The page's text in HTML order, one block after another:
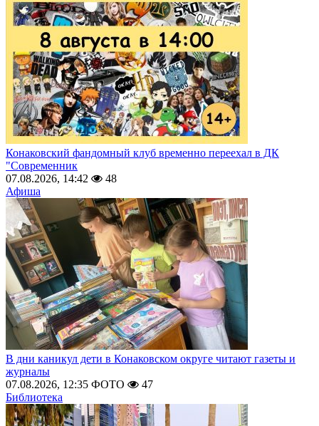
Конаковский фандомный клуб временно переехал в ДК
"Современник
07.08.2026, 14:42
48
Афиша
В дни каникул дети в Конаковском округе читают газеты и
журналы
07.08.2026, 12:35 ФОТО
47
Библиотека